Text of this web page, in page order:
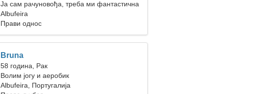
Ја сам рачуновођа, треба ми фантастична
жена
Albufeira
Прави однос
Bruna
58 година, Рак
Волим јогу и аеробик
Albufeira, Португалија